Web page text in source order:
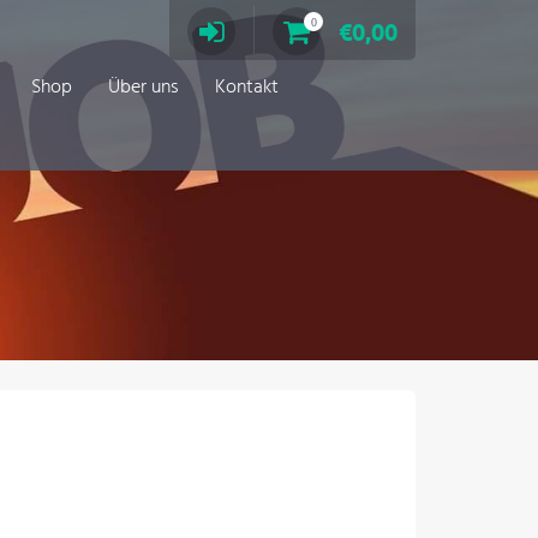
0 €0,00
Shop
Über uns Kontakt